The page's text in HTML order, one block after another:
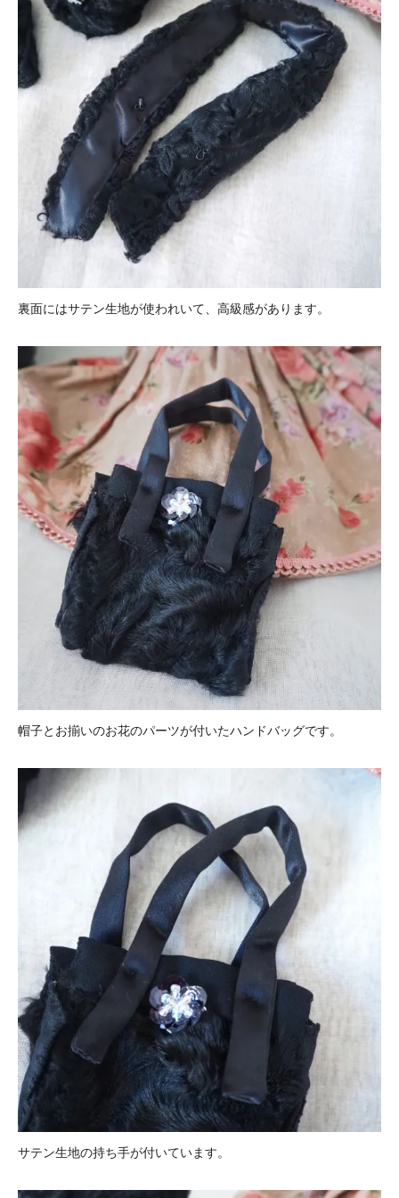
裏面にはサテン生地が使われいて、高級感があります。
帽子とお揃いのお花のパーツが付いたハンドバッグです。
サテン生地の持ち手が付いています。